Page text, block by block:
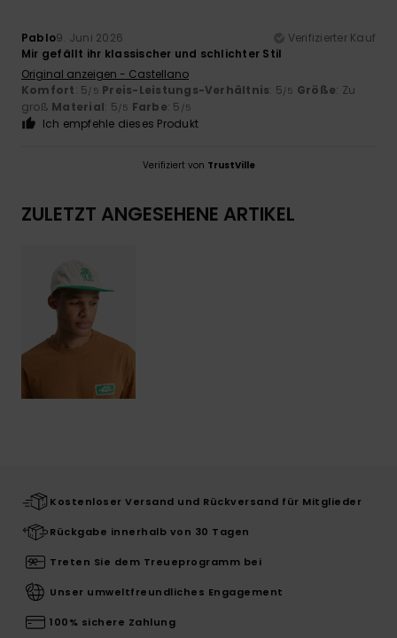
Pablo9. Juni 2026
Verifizierter Kauf
Mir gefällt ihr klassischer und schlichter Stil
Original anzeigen - Castellano
Komfort: 5/5 Preis-Leistungs-Verhältnis: 5/5 Größe: Zu
groß Material: 5/5 Farbe: 5 /5
Ich empfehle dieses Produkt
Verifiziert von TrustVille
ZULETZT ANGESEHENE ARTIKEL
Kostenloser Versand und Rückversand für Mitglieder
Rückgabe innerhalb von 30 Tagen
Treten Sie dem Treueprogramm bei
Unser umweltfreundliches Engagement
100% sichere Zahlung